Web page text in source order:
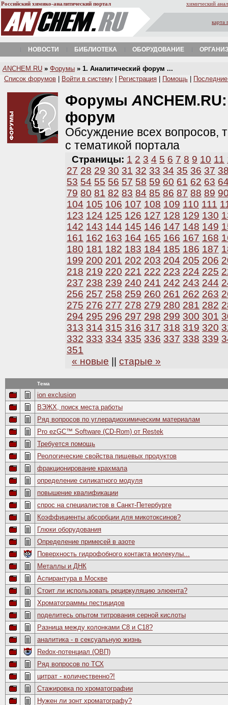
Российский химико-аналитический портал химический
карта
НОВОСТИ БИБЛИОТЕКА ОБОРУДОВАНИЕ
A NCHEM.RU » Форумы » 1. Аналитический форум ...
Список форумов
Войти в систему Регистрация Помощь
Форумы A
форум
Обсуждение всех вопросов,
с тематикой портала
Страницы: 1 2 3 4 5 6 7 8 9 10 11
27 28 29 30 31 32 33 34 35 36 37
53 54 55 56 57 58 59 60 61 62 63
79 80 81 82 83 84 85 86 87 88 89
104 105 106 107 108 109 110 111
123 124 125 126 127 128 129 130
142 143 144 145 146 147 148 149
161 162 163 164 165 166 167 168
180 181 182 183 184 185 186 187
199 200 201 202 203 204 205 206
218 219 220 221 222 223 224 225
237 238 239 240 241 242 243 244
256 257 258 259 260 261 262 263
275 276 277 278 279 280 281 282
294 295 296 297 298 299 300 301
313 314 315 316 317 318 319 320
332 333 334 335 336 337 338 339
351
« новые
старые »
Тема
ion exclusion
ВЭЖХ, поиск места работы
Ряд вопросов по углерадиохимическим материалам
Pro ezGC™ Software (CD-Rom) от Restek
Требуется помощь
Реологические свойства пищевых продуктов
фракционирование крахмала
определение силикатного модуля
повышение квалификации
спрос на специалистов в Санкт-Петербурге
Коэффициенты абсорбции для микотоксинов?
Глюки оборудования
Определение примесей в азоте
Поверхность гидрофобного контакта молекулы...
Металлы и ДНК
Аспирантура в Москве
Стоит ли использовать рециркуляцию элюента?
Хроматограммы пестицидов
поделитесь опытом титрования серной кислоты
Разница между колонками С8 и С18?
аналитика - в сексуальную жизнь
Redox-потенциал (ОВП)
Ряд вопросов по ТСХ
цитрат - количественно?!
Стажировка по хроматографии
Нужен ли зонт хроматографу?